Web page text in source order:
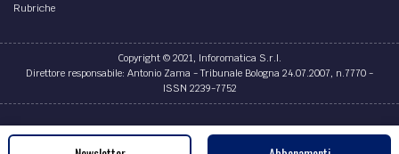
Rubriche
Copyright © 2021, Inforomatica S.r.l.
Direttore responsabile: Antonio Zama - Tribunale Bologna 24.07.2007, n.7770 -
ISSN 2239-7752
Credits